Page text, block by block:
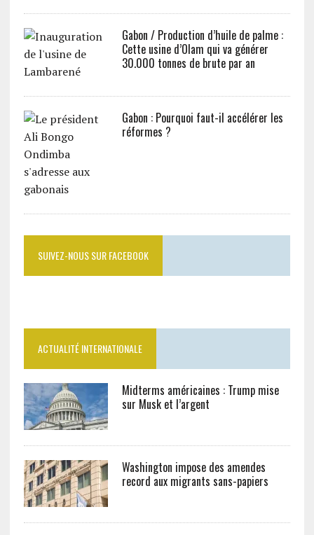
Gabon / Production d’huile de palme :
Cette usine d’Olam qui va générer
30.000 tonnes de brute par an
Gabon : Pourquoi faut-il accélérer les
réformes ?
SUIVEZ-NOUS SUR FACEBOOK
ACTUALITÉ INTERNATIONALE
Midterms américaines : Trump mise
sur Musk et l’argent
Washington impose des amendes
record aux migrants sans-papiers